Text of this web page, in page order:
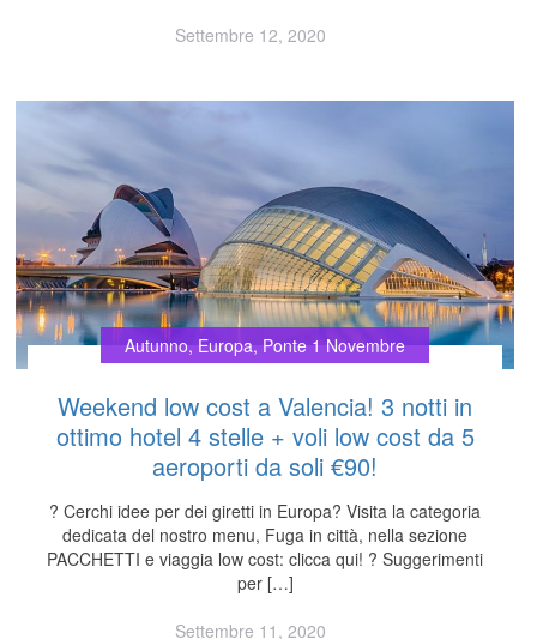
Settembre 12, 2020
Autunno, Europa, Ponte 1 Novembre
Weekend low cost a Valencia! 3 notti in
ottimo hotel 4 stelle + voli low cost da 5
aeroporti da soli €90!
? Cerchi idee per dei giretti in Europa? Visita la categoria
dedicata del nostro menu, Fuga in città, nella sezione
PACCHETTI e viaggia low cost: clicca qui! ? Suggerimenti
per […]
Settembre 11, 2020